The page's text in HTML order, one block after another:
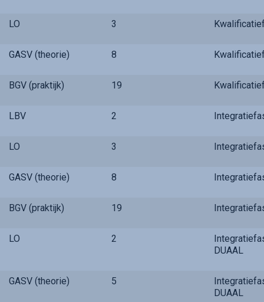
LO 3
GASV (theorie) 8
BGV (praktijk) 19
LBV 2
LO 3
GASV (theorie) 8
BGV (praktijk) 19
LO 2
DUAAL
GASV (theorie) 5
DUAAL